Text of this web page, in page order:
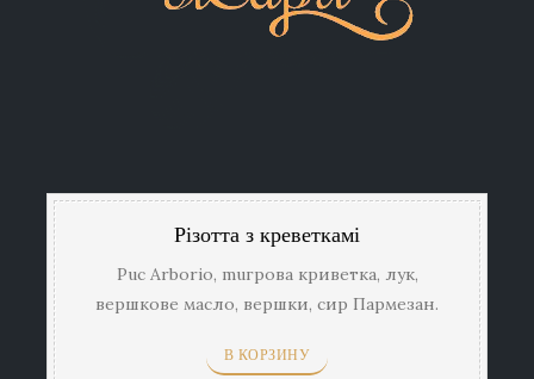
Різотта з креветкамі
Puc Arborio, muгрова криветка, лук,
вершкове масло, вершки, сир Пармезан.
В КОРЗИНУ